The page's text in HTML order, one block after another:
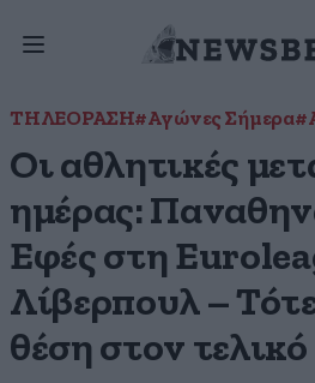
ΤΗΛΕΟΡΑΣΗ#Αγώνες Σήμερα
Οι αθλητικές
ημέρας:
Εφές στη
Λίβερπουλ –
θέση στον τελικό